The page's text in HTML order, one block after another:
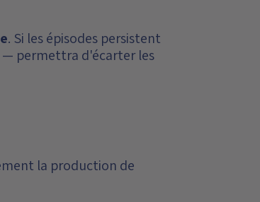
. Si les épisodes persistent
— permettra d'écarter les
la production de